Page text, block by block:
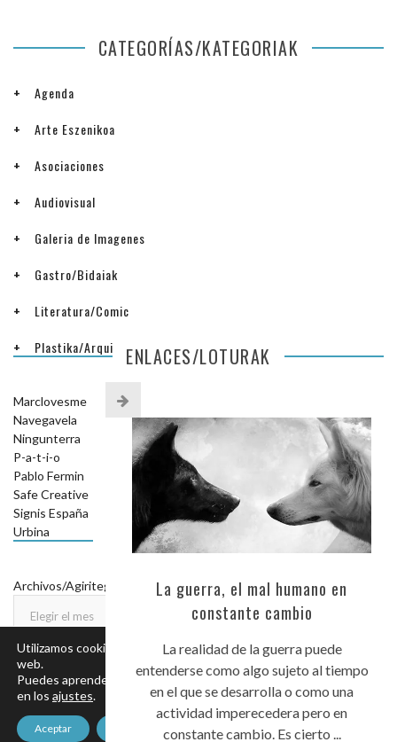
CATEGORÍAS/KATEGORIAK
Agenda
Arte Eszenikoa
Asociaciones
Audiovisual
Galeria de Imagenes
Gastro/Bidaiak
Literatura/Comic
Plastika/ArquitecturaENLACES/LOTURAK
Marclovesme
Navegavela
Ningunterra
P-a-t-i-o
Pablo Fermin
Safe Creative
Signis España
Urbina
ARCHIVOS/AGIRITEGIAK
Archivos/Agiritegiak
La guerra, el mal humano en
constante cambio
La realidad de la guerra puede
entenderse como algo sujeto al tiempo
en el que se desarrolla o como una
actividad imperecedera pero en
constante cambio. Es cierto ...
© COPYRIGHT DONOSTILANDIA. AVISO LEGAL.POLÍTICA DE
PRIVACIDAD.POLÍTICA DE COOKIES.
Utilizamos cookies para ofrecerte la mejor experiencia en nuestra
web.
Puedes aprender más sobre qué cookies utilizamos o desactivarlas
en los ajustes.
Aceptar